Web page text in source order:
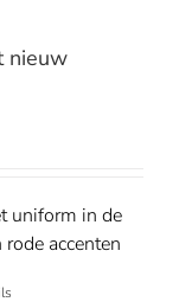
nieuw
uniform in de
accenten